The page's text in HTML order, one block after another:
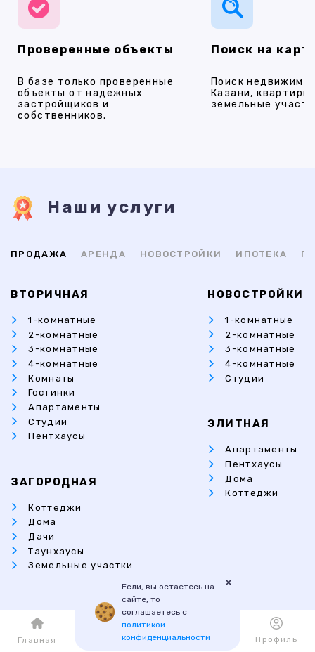
Проверенные объекты
В базе только проверенные
объекты от надежных
застройщиков и
собственников.
Поиск на
Поиск
Казани,
земельные
Наши услуги
ПРОДАЖА АРЕНДА НОВОСТРОЙКИ ИПОТЕКА
ВТОРИЧНАЯ
1-комнатные
2-комнатные
3-комнатные
4-комнатные
Комнаты
Гостинки
Апартаменты
Студии
Пентхаусы
ЗАГОРОДНАЯ
Коттеджи
Дома
Дачи
Таунхаусы
Земельные участки
НОВОСТРОЙКИ
1-комнатные
2-комнатные
3-комнатные
4-комнатные
Студии
ЭЛИТНАЯ
Апартаменты
Пентхаусы
Дома
Коттеджи
Если, вы остаетесь на
сайте, то
соглашаетесь с
политикой
конфиденциальности
×
Главная Каталог Избранное Профиль